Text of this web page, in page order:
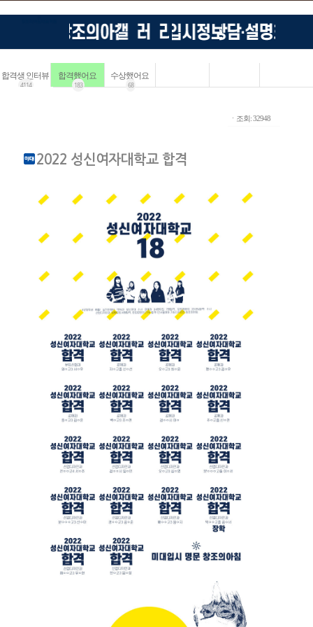
합격생 인터뷰
4114
합격했어요
183
수상했어요
68
ㆍ조회: 32948
2022 성신여자대학교 합격